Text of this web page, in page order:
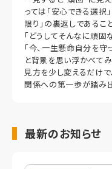
っては「安心できる選択
限り」の裏返しであるこ
「どうしてそんなに頑固
「今、一生懸命自分を守
と背景を思い浮かべてみ
見方を少し変えるだけで
関係への第一歩が踏み
最新のお知らせ